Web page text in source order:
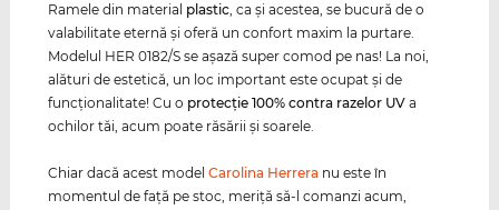
Ramele din material plastic, ca şi acestea, se bucură de o
valabilitate eternă şi oferă un confort maxim la purtare.
Modelul HER 0182/S se aşază super comod pe nas! La noi,
alături de estetică, un loc important este ocupat şi de
funcţionalitate! Cu o protecţie 100% contra razelor UV a
ochilor tăi, acum poate răsării şi soarele.
Chiar dacă acest modelCarolina Herrera nu este în
momentul de faţă pe stoc, meriţă să-l comanzi acum,